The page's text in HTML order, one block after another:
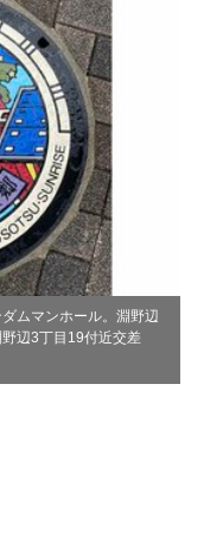
ムマンホール。淵野辺
辺3丁目19付近交差